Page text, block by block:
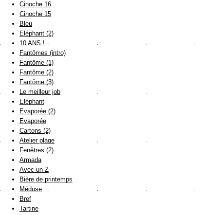
Cinoche 16
Cinoche 15
Bleu
Eléphant (2)
10 ANS !
Fantômes (intro)
Fantôme (1)
Fantôme (2)
Fantôme (3)
Le meilleur job
Eléphant
Evaporée (2)
Evaporée
Cartons (2)
Atelier plage
Fenêtres (2)
Armada
Avec un Z
Bière de printemps
Méduse
Bref
Tartine